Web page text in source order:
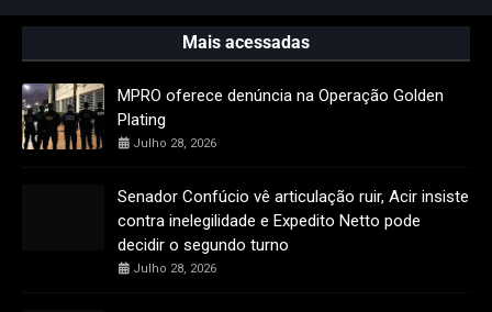
Mais acessadas
MPRO oferece denúncia na Operação Golden
Plating
Julho 28, 2026
Senador Confúcio vê articulação ruir, Acir insiste
contra inelegilidade e Expedito Netto pode
decidir o segundo turno
Julho 28, 2026